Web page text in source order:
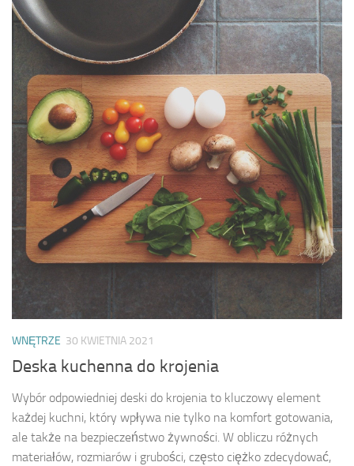
WNĘTRZE 30 KWIETNIA 2021
Deska kuchenna do krojenia
Wybór odpowiedniej deski do krojenia to kluczowy element
każdej kuchni, który wpływa nie tylko na komfort gotowania,
ale także na bezpieczeństwo żywności. W obliczu różnych
materiałów, rozmiarów i grubości, często ciężko zdecydować,